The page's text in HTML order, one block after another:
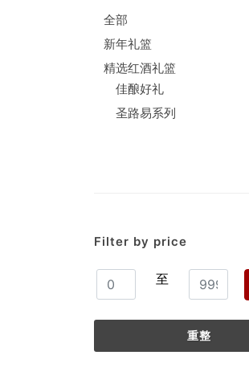
全部
新年礼篮
精选红酒礼篮
佳酿好礼
圣路易系列
Filter by price
至
重整